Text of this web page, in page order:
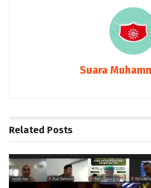
Suara
Related Posts